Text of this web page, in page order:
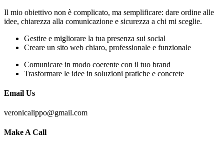
Il mio obiettivo non è complicato, ma semplificare: dare ordine alle
idee, chiarezza alla comunicazione e sicurezza a chi mi sceglie.
Gestire e migliorare la tua presenza sui social
Creare un sito web chiaro, professionale e funzionale
Comunicare in modo coerente con il tuo brand
Trasformare le idee in soluzioni pratiche e concrete
Email Us
veronicalippo@gmail.com
Make A Call